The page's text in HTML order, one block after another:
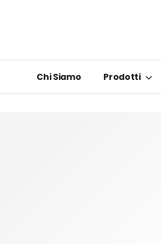
Chi Siamo Prodotti